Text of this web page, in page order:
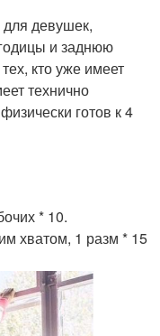
девушек,
и заднюю
кто уже имеет
технично
готов к 4
* 10.
хватом, 1 разм * 15